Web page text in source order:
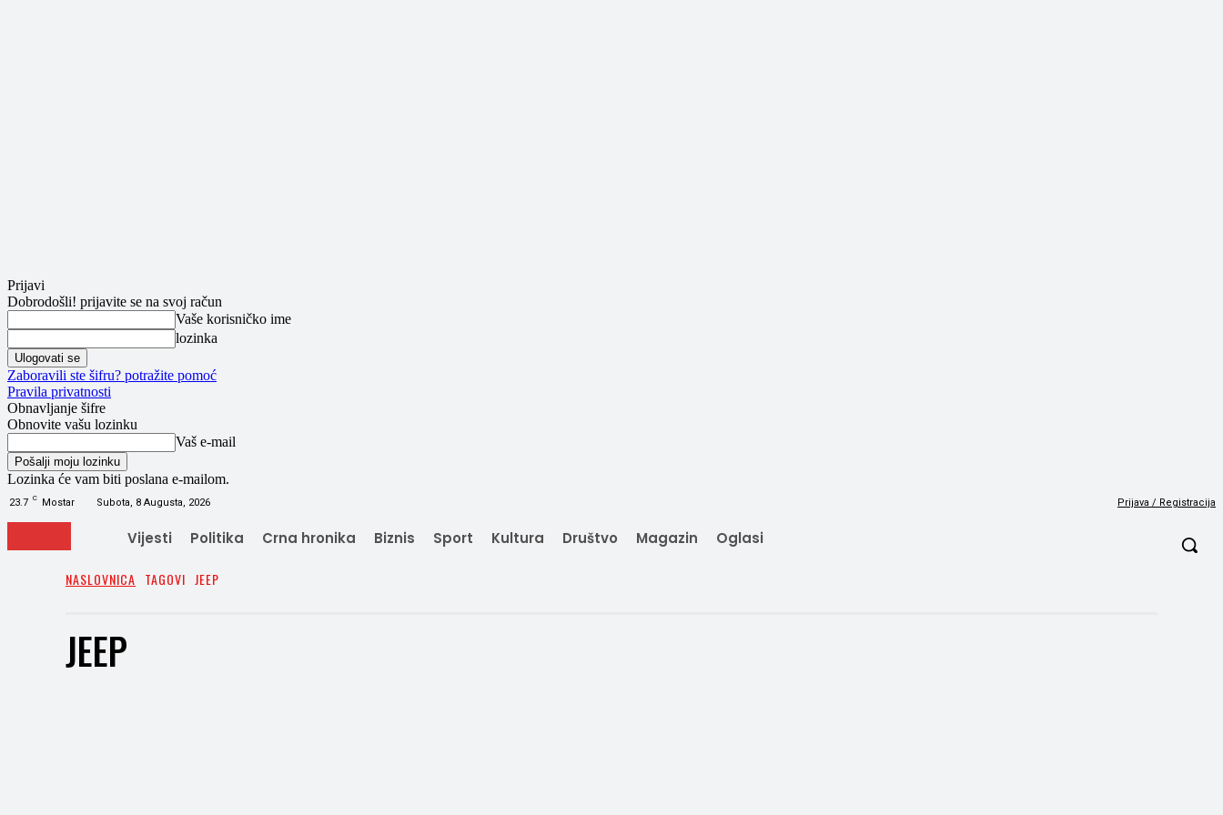
Prijavi
Dobrodošli! prijavite se na svoj račun
Vaše korisničko ime
lozinka
Zaboravili ste šifru? potražite pomoć
Pravila privatnosti
Obnavljanje šifre
Obnovite vašu lozinku
Vaš e-mail
Lozinka će vam biti poslana e-mailom.
23.7 C Mostar Subota, 8 Augusta, 2026 Prijava / Registracija
Vijesti Politika Crna hronika Biznis Sport Kultura Društvo Magazin Oglasi
NASLOVNICA TAGOVI JEEP
JEEP